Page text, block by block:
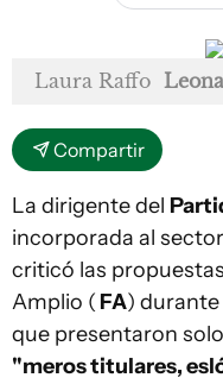
Laura Raffo
Compartir
La dirigente del
incorporada al
criticó las
Amplio ( FA) durante
que presentaron
"meros titulares,